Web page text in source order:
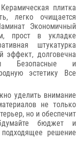
плитка
легко очищается
Экономичный
прост в укладке
штукатурка
эффект, долговечна
Безопасные и
эстетику Все
уделить внимание
не только
но и обеспечит
бюджет и
решение